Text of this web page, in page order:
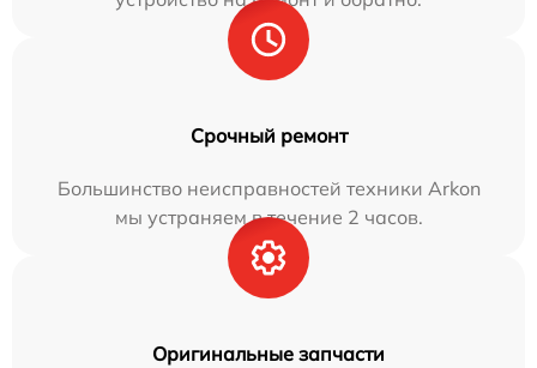
Срочный ремонт
Большинство неисправностей техники Arkon
мы устраняем в течение 2 часов.
Оригинальные запчасти